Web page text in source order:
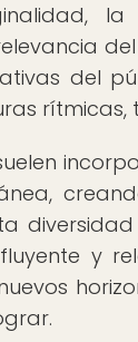
del
y